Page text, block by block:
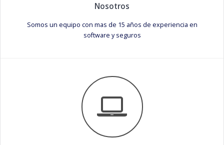
Nosotros
Somos un equipo con mas de 15 años de experiencia en
software y seguros